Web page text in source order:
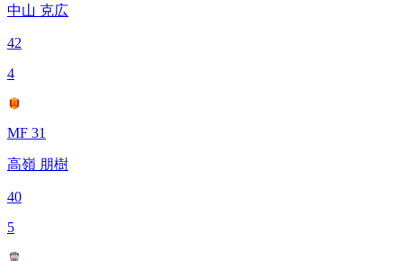
中山 克広
42
4
MF 31
高嶺 朋樹
40
5